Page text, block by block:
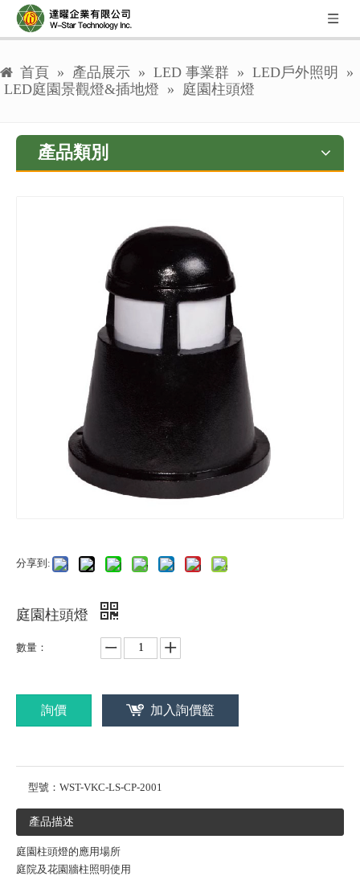
首頁 » 產品展示 » LED 事業群 » LED戶外照明
»
LED庭園景觀燈&插地燈 » 庭園柱頭燈
產品類別
分享到:
庭園柱頭燈
數量：
詢價 加入詢價籃
型號： WST-VKC-LS-CP-2001
產品描述
庭園柱頭燈的應用場所
庭院及花園牆柱照明使用